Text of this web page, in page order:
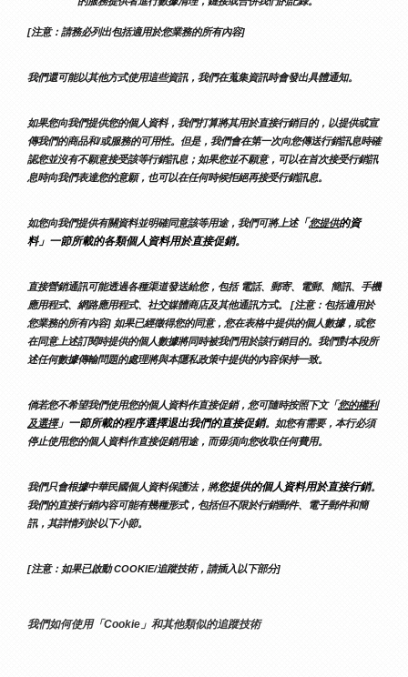
[注意：請務必列出包括適用於您業務的所有內容]
我們還可能以其他方式使用這些資訊，我們在蒐集資訊時會發出具體通知。
如果您向我們提供您的個人資料，我們打算將其用於直接行銷目的，以提供或宣
傳我們的商品和/或服務的可用性。但是，我們會在第一次向您傳送行銷訊息時確
認您並沒有不願意接受該等行銷訊息；如果您並不願意，可以在首次接受行銷訊
息時向我們表達您的意願，也可以在任何時候拒絕再接受行銷訊息。
如您向我們提供有關資料並明確同意該等用途，我們可將上述「您提供的資
料」一節所載的各類個人資料用於直接促銷。
直接營銷通訊可能透過各種渠道發送給您，包括 電話、郵寄、電郵、簡訊、手機
應用程式、網路應用程式、社交媒體商店及其他通訊方式。 [注意：包括適用於
您業務的所有內容] 如果已經徵得您的同意，您在表格中提供的個人數據，或您
在同意上述訂閱時提供的個人數據將同時被我們用於該行銷目的。我們對本段所
述任何數據傳輸問題的處理將與本隱私政策中提供的內容保持一致。
倘若您不希望我們使用您的個人資料作直接促銷，您可隨時按照下文「您的權利
及選擇」一節所載的程序選擇退出我們的直接促銷。如您有需要，本行必須
停止使用您的個人資料作直接促銷用途，而毋須向您收取任何費用。
我們只會根據中華民國個人資料保護法，將您提供的個人資料用於直接行銷。
我們的直接行銷內容可能有幾種形式，包括但不限於行銷郵件、電子郵件和簡
訊，其詳情列於以下小節。
[注意：如果已啟動 COOKIE/追蹤技術，請插入以下部分]
我們如何使用「Cookie」和其他類似的追蹤技術